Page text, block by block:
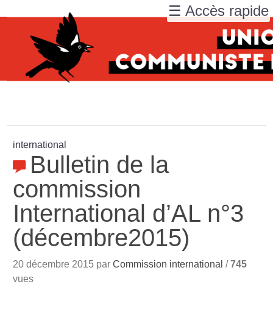
international
Bulletin de la
commission
International d’AL n°3
(décembre2015)
20 décembre 2015 parCommission international /745
vues
☰ Accès rapide